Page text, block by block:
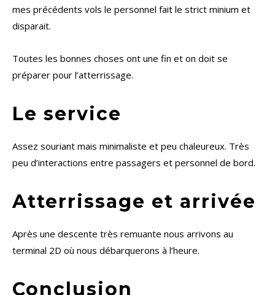
mes précédents vols le personnel fait le strict minium et
disparait.
Toutes les bonnes choses ont une fin et on doit se
préparer pour l’atterrissage.
Le service
Assez souriant mais minimaliste et peu chaleureux. Très
peu d’interactions entre passagers et personnel de bord.
Atterrissage et arrivée
Après une descente très remuante nous arrivons au
terminal 2D où nous débarquerons à l’heure.
Conclusion